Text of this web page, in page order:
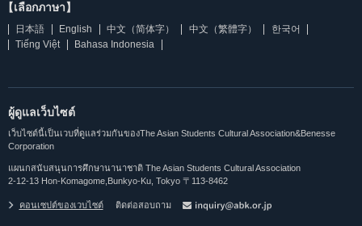
【เลือกภาษา】
日本語 English 中文（简体字） 中文（繁體字）
한국어
Tiếng Việt
Bahasa Indonesia
ผู้ดูแลเว็บไซต์
เว็บไซต์นี้เป็นเวบที่ดูแลร่วมกันของThe Asian Students Cultural Association&Benesse
Corporation
แผนกสนับสนุนการศึกษานานาชาติ The Asian Students Cultural Association
2-12-13 Hon-Komagome,Bunkyo-Ku, Tokyo 〒113-8462
คอนเซปต์ของเวบไซต์ ติดต่อสอบถาม